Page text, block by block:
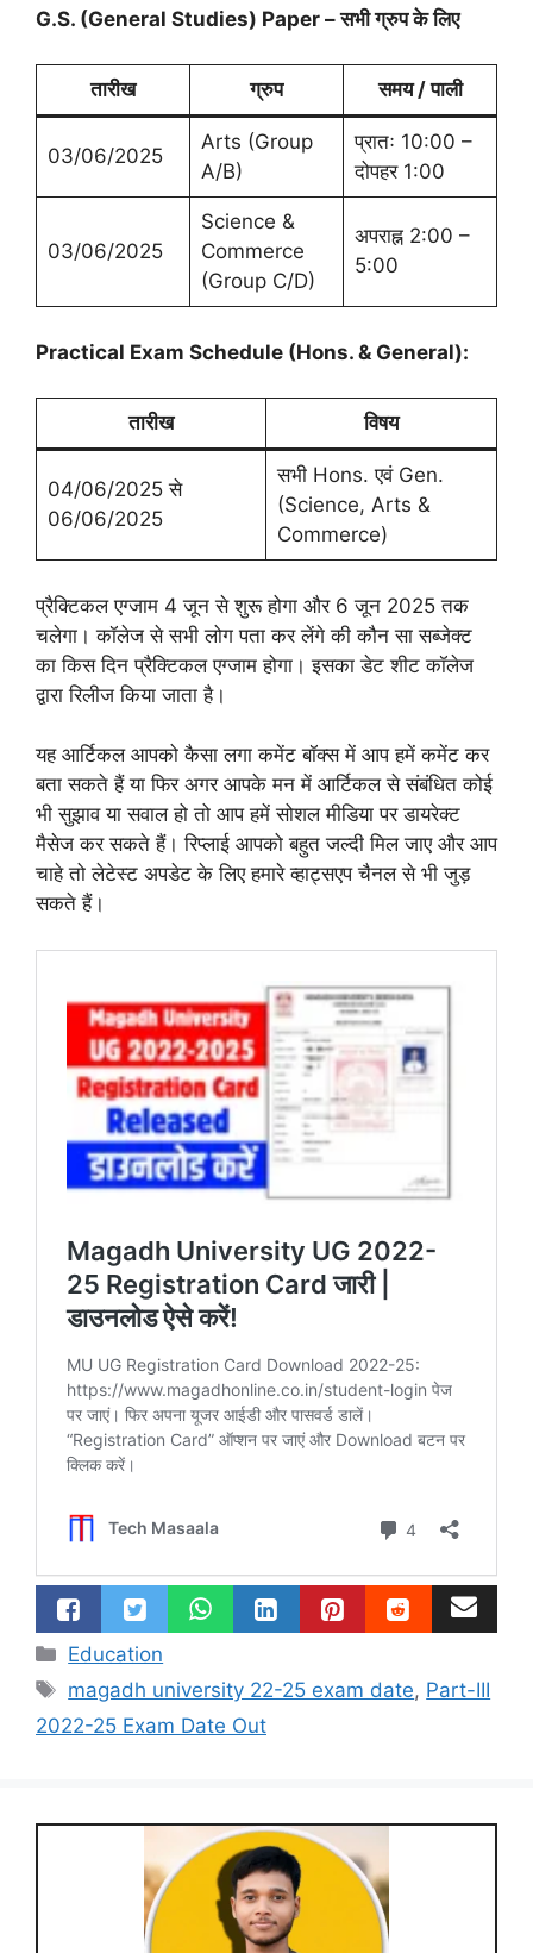
G.S. (General Studies) Paper – सभी ग्रुप के लिए
तारीख ग्रुप समय / पाली
03/06/2025
Arts (Group
A/B)
प्रातः 10:00 –
दोपहर 1:00
03/06/2025
Science &
Commerce
(Group C/D)
अपराह्न 2:00 –
5:00
Practical Exam Schedule (Hons. & General):
तारीख विषय
04/06/2025 से
06/06/2025
सभी Hons. एवं Gen.
(Science, Arts &
Commerce)
प्रैक्टिकल एग्जाम 4 जून से शुरू होगा और 6 जून 2025 तक
चलेगा। कॉलेज से सभी लोग पता कर लेंगे की कौन सा सब्जेक्ट
का किस दिन प्रैक्टिकल एग्जाम होगा। इसका डेट शीट कॉलेज
द्वारा रिलीज किया जाता है।
यह आर्टिकल आपको कैसा लगा कमेंट बॉक्स में आप हमें कमेंट कर
बता सकते हैं या फिर अगर आपके मन में आर्टिकल से संबंधित कोई
भी सुझाव या सवाल हो तो आप हमें सोशल मीडिया पर डायरेक्ट
मैसेज कर सकते हैं। रिप्लाई आपको बहुत जल्दी मिल जाए और आप
चाहे तो लेटेस्ट अपडेट के लिए हमारे व्हाट्सएप चैनल से भी जुड़
सकते हैं।
Categories
Education
Tags
magadh university 22-25 exam date, Part-III
2022-25 Exam Date Out